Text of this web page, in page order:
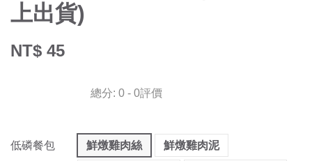
上出貨)
NT$ 45
總分: 0 - 0評價
低磷餐包 鮮燉雞肉絲 鮮燉雞肉泥